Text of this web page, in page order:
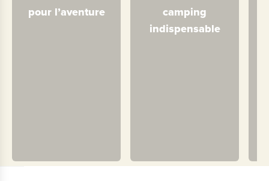
pour l’aventure
camping
indispensable